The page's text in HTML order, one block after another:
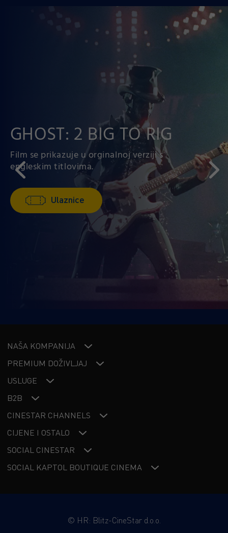
KRAJ HRASTOVE
ULICE
Visokokonceptualni spektakl J.J.
Ulaznice
GHOST: 2 BIG TO RIG
Film se prikazuje u orginalnoj verziji s
engleskim titlovima.
Ulaznice
NAŠA KOMPANIJA
PREMIUM DOŽIVLJAJ
USLUGE
B2B
CINESTAR CHANNELS
CIJENE I OSTALO
SOCIAL CINESTAR
SOCIAL KAPTOL BOUTIQUE CINEMA
© HR: Blitz-CineStar d.o.o.